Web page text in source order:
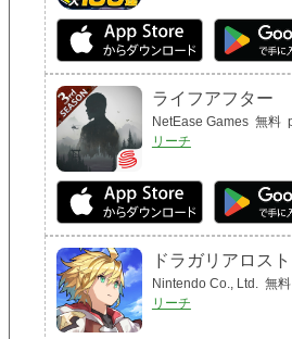
ライフアフター
NetEase Games 無料
リーチ
ドラガリアロスト
Nintendo Co., Ltd. 無料
リーチ